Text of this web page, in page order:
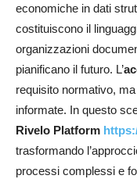
economiche in dati
costituiscono il
organizzazioni
pianificano il futuro. L’
requisito normativo,
informate. In questo
Rivelo Platform
trasformando
processi complessi e